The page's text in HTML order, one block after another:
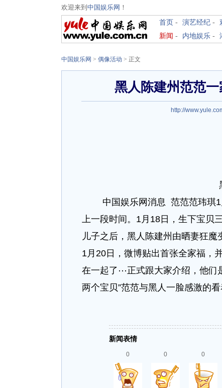
欢迎来到 中国娱乐网 ！
首页 - 演艺经纪 -
新闻 - 内地娱乐 -
中国娱乐网 > 偶像活动 > 正文
黑人陈建州范范
http://
中国娱乐网消息 范范范玮琪1
上一段时间。1月18日，生下宝贝
儿子之后，黑人陈建州由晒妻狂魔
1月20日，微博贴出首张全家福，
在一起了⋯正式跟大家介绍，他们
两个宝贝”范范与黑人一脸感激的
新闻表情
0 0 0